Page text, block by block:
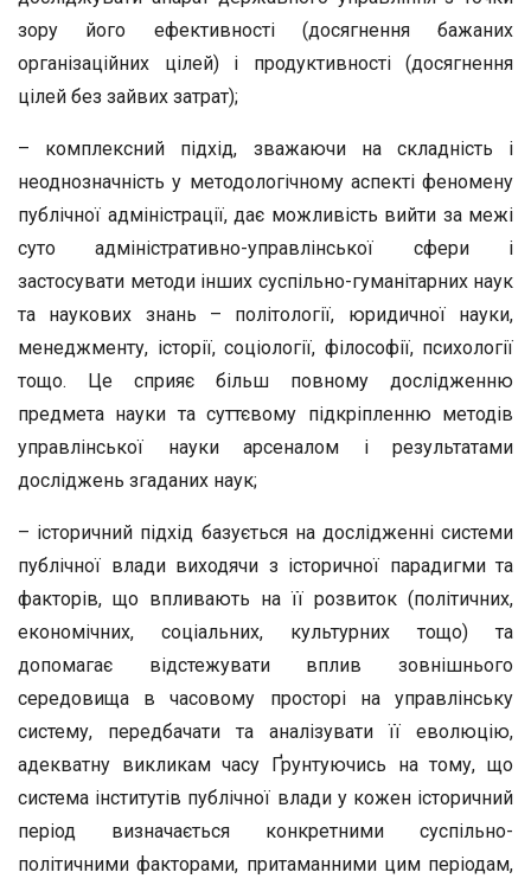
зору його ефективності (досягнення бажаних
організаційних цілей) і продуктивності (досягнення
цілей без зайвих затрат);
– комплексний підхід, зважаючи на складність і
неоднозначність у методологічному аспекті феномену
публічної адміністрації, дає можливість вийти за межі
суто адміністративно-управлінської сфери і
застосувати методи інших суспільно-гуманітарних наук
та наукових знань – політології, юридичної науки,
менеджменту, історії, соціології, філософії, психології
тощо. Це сприяє більш повному дослідженню
предмета науки та суттєвому підкріпленню методів
управлінської науки арсеналом і результатами
досліджень згаданих наук;
– історичний підхід базується на дослідженні системи
публічної влади виходячи з історичної парадигми та
факторів, що впливають на її розвиток (політичних,
економічних, соціальних, культурних тощо) та
допомагає відстежувати вплив зовнішнього
середовища в часовому просторі на управлінську
систему, передбачати та аналізувати її еволюцію,
адекватну викликам часу Ґрунтуючись на тому, що
система інститутів публічної влади у кожен історичний
період визначається конкретними суспільно-
політичними факторами, притаманними цим періодам,